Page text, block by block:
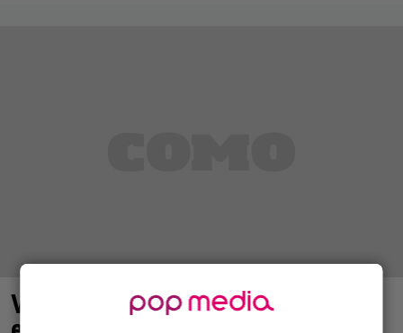
Vappu Pimiästä tuli miljoonikko –